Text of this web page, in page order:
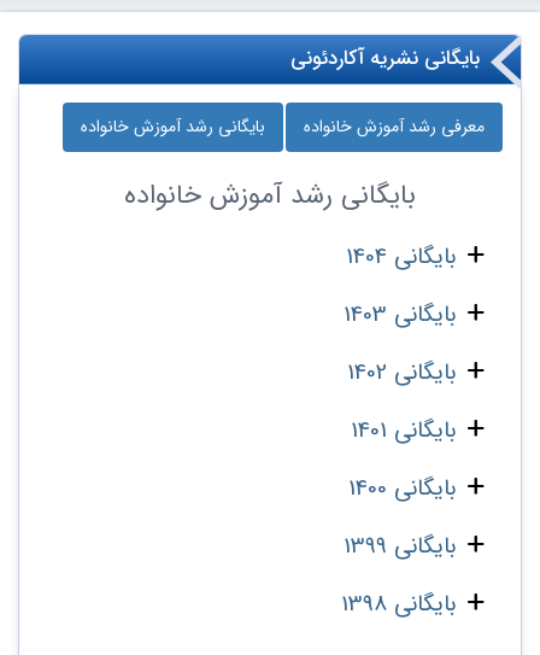
بایگانی نشریه آکاردئونی
معرفی رشد آموزش خانواده بایگانی رشد آموزش خانواده
بایگانی رشد آموزش خانواده
بایگانی 1404
بایگانی 1403
بایگانی 1402
بایگانی 1401
بایگانی 1400
بایگانی 1399
بایگانی 1398